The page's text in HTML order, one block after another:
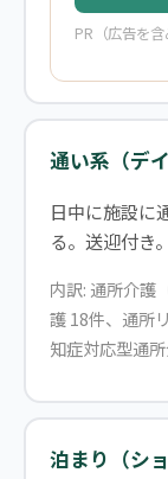
PR（広告を含
通い系（デ
日中に施設に
る。送迎付き。
内訳: 通所介護
護 18件、通所
知症対応型通
泊まり（シ